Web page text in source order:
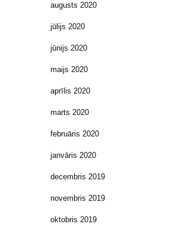
augusts 2020
jūlijs 2020
jūnijs 2020
maijs 2020
aprīlis 2020
marts 2020
februāris 2020
janvāris 2020
decembris 2019
novembris 2019
oktobris 2019